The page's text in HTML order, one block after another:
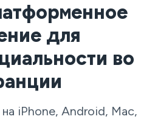
для
во
iPhone, Android, Mac,